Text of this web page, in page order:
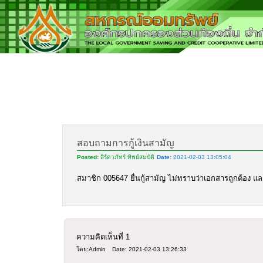
สอบถามการกู้เงินสามัญ
Posted: สิร์ดาภัทร์ ทิพย์สมบัติ Date: 2021-02-03 13:05:04
สมาชิก 005647 ยื่นกู้สามัญ ไม่ทราบว่าเอกสารถูกต้อง
ความคิดเห็นที่ 1
โดย:Admin Date: 2021-02-03 13:26:33